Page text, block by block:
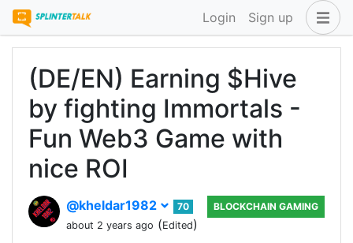
Login Sign up
(DE/EN) Earning $Hive
by fighting Immortals -
Fun Web3 Game with
nice ROI
@kheldar1982
70
about 2 years ago (Edited)
BLOCKCHAIN GAMING